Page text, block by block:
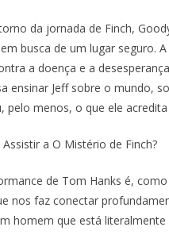
da jornada de Finch,
busca de um lugar seguro.
a doença e a
ensinar Jeff sobre o mundo,
pelo menos, o que ele
a O Mistério de Finch?
de Tom Hanks é,
nos faz conectar
homem que está